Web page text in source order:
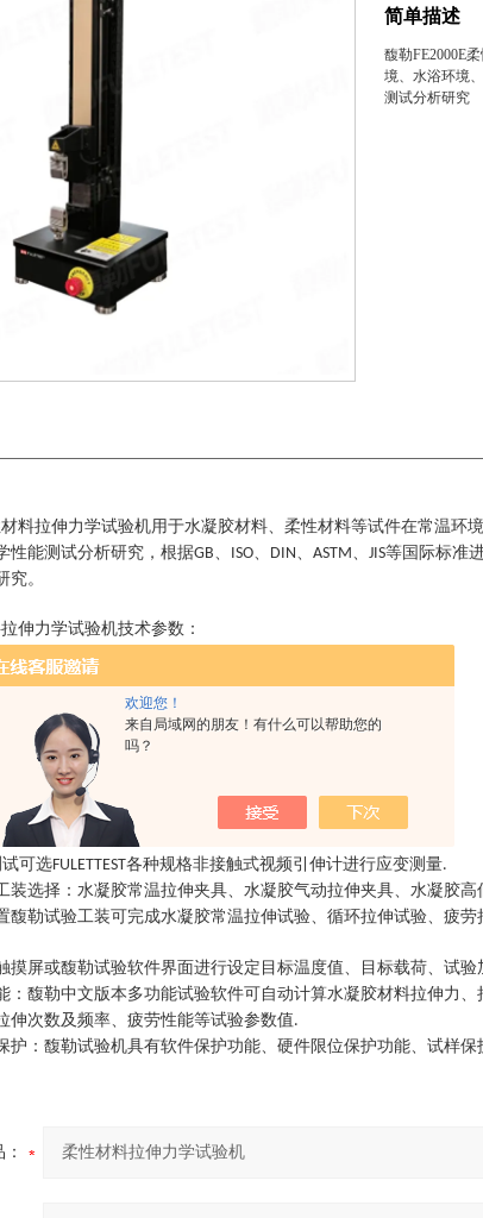
欢迎您！
来自局域网的朋友！有什么可以帮助您的
吗？
简单描述
馥勒FE2000E
境、水浴环境
测试分析研究
料拉伸力学试验机用于水凝胶材料、柔性材料等试件在常温环
性能测试分析研究，根据GB、 ISO、 DIN、 ASTM、 JIS等国际标准
究。
伸力学试验机技术参数：
FE2501E、 FE2102E
： 10N 50N 100N 200N 500N
.
±
0.3%FS.
≥
1000Hz
数：≥108
根据试验需要设定不同频率
可选水浴环境、腐蚀溶液环境、高低温试验环境等
可选FULETTEST各种规格非接触式视频引伸计进行应变测量.
装选择：水凝胶常温拉伸夹具、水凝胶气动拉伸夹具、水凝胶
馥勒试验工装可完成水凝胶常温拉伸试验、循环拉伸试验、疲
摸屏或馥勒试验软件界面进行设定目标温度值、目标载荷、试
：馥勒中文版本多功能试验软件可自动计算水凝胶材料拉伸力
伸次数及频率、疲劳性能等试验参数值.
护：馥勒试验机具有软件保护功能、硬件限位保护功能、试样